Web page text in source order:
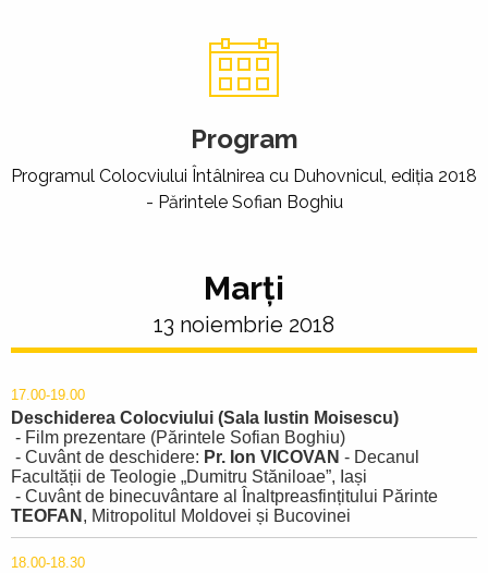
Program
Programul Colocviului Întâlnirea cu Duhovnicul, ediția 2018
- Părintele Sofian Boghiu
Marți
13 noiembrie 2018
17.00-19.00
Deschiderea Colocviului (Sala Iustin Moisescu)
- Film prezentare (Părintele Sofian Boghiu)
- Cuvânt de deschidere: Pr. Ion VICOVAN - Decanul
Facultății de Teologie „Dumitru Stăniloae”, Iași
- Cuvânt de binecuvântare al Înaltpreasfințitului Părinte
TEOFAN , Mitropolitul Moldovei și Bucovinei
18.00-18.30